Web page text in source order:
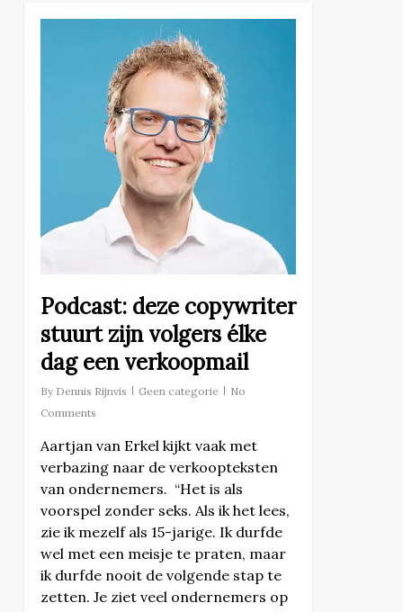
Podcast: deze copywriter
stuurt zijn volgers élke
dag een verkoopmail
By Dennis Rijnvis Geen categorie
No
Comments
Aartjan van Erkel kijkt vaak met
verbazing naar de verkoopteksten
van ondernemers. “Het is als
voorspel zonder seks. Als ik het lees,
zie ik mezelf als 15-jarige. Ik durfde
wel met een meisje te praten, maar
ik durfde nooit de volgende stap te
zetten. Je ziet veel ondernemers op